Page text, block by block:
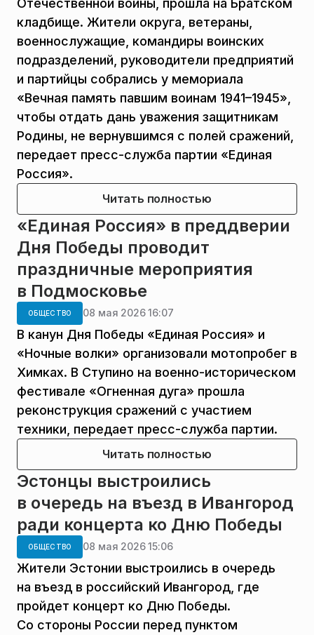
кладбище. Жители округа, ветераны,
военнослужащие, командиры воинских
подразделений, руководители предприятий
и партийцы собрались у мемориала
«Вечная память павшим воинам 1941–1945»,
чтобы отдать дань уважения защитникам
Родины, не вернувшимся с полей сражений,
передает пресс-служба партии «Единая
Россия».
Читать полностью
«Единая Россия» в преддверии
Дня Победы проводит
праздничные мероприятия
в Подмосковье
ОБЩЕСТВО 08 мая 2026 16:07
В канун Дня Победы «Единая Россия» и
«Ночные волки» организовали мотопробег в
Химках. В Ступино на военно-историческом
фестивале «Огненная дуга» прошла
реконструкция сражений с участием
техники, передает пресс-служба партии.
Читать полностью
Эстонцы выстроились
в очередь на въезд в Ивангород
ради концерта ко Дню Победы
ОБЩЕСТВО 08 мая 2026 15:06
Жители Эстонии выстроились в очередь
на въезд в российский Ивангород, где
пройдет концерт ко Дню Победы.
Со стороны России перед пунктом